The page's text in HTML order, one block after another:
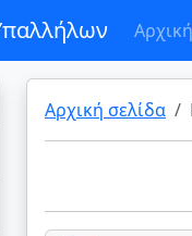
Αρχική σελίδα